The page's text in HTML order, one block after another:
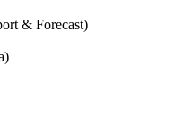
& Forecast)